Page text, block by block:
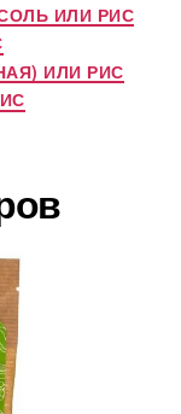
ИЛИ РИС
ИЛИ РИС